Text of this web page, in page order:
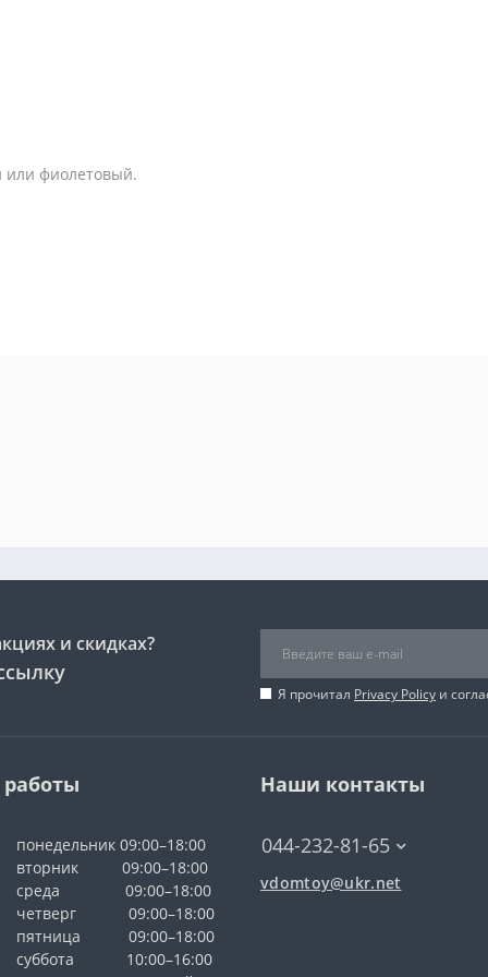
фиолетовый.
и скидках?
Я прочитал Privacy Policy и
понедельник 09:00–18:00
вторник 09:00–18:00
среда 09:00–18:00
четверг 09:00–18:00
пятница 09:00–18:00
суббота 10:00–16:00
Наши контакты
044-232-81-65
vdomtoy@ukr.net